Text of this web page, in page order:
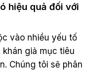
hiệu quả đối với
vào nhiều yếu tố
giả mục tiêu
Chúng tôi sẽ phân